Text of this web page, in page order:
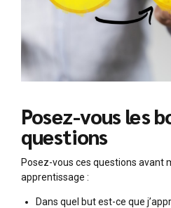
Posez-vous les
questions
Posez-vous ces questions avant
apprentissage :
Dans quel but est-ce que